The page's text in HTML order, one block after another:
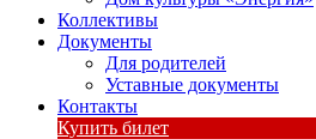
Коллективы
Документы
Для родителей
Уставные документы
Контакты
Купить билет